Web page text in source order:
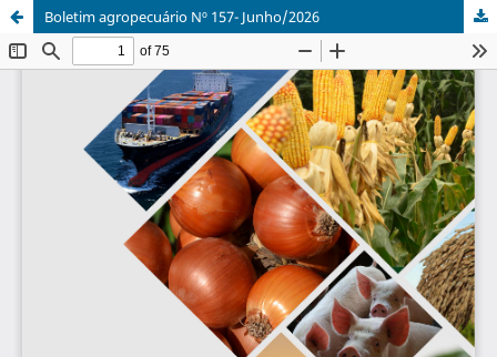
Boletim agropecuário Nº 157- Junho/2026